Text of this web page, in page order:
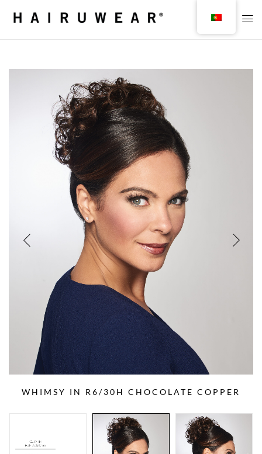
WHIMSY IN R6/30H CHOCOLATE COPPER